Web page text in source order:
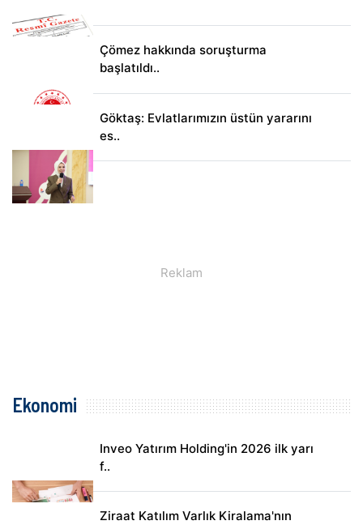
Çömez hakkında soruşturma
başlatıldı..
Göktaş: Evlatlarımızın üstün yararını
es..
Ekonomi
Inveo Yatırım Holding'in 2026 ilk yarı
f..
Ziraat Katılım Varlık Kiralama'nın